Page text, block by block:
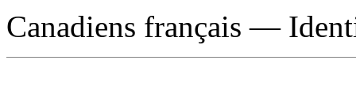
Canadiens français —